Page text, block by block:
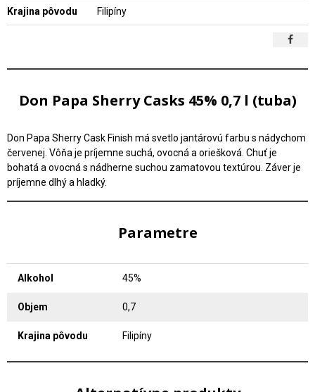
Krajina pôvodu Filipíny
Don Papa Sherry Casks 45% 0,7 l (tuba)
Don Papa Sherry Cask Finish má svetlo jantárovú farbu s nádychom
červenej. Vôňa je príjemne suchá, ovocná a oriešková. Chuť je
bohatá a ovocná s nádherne suchou zamatovou textúrou. Záver je
príjemne dlhý a hladký.
Parametre
Alkohol 45%
Objem 0,7
Krajina pôvodu Filipíny